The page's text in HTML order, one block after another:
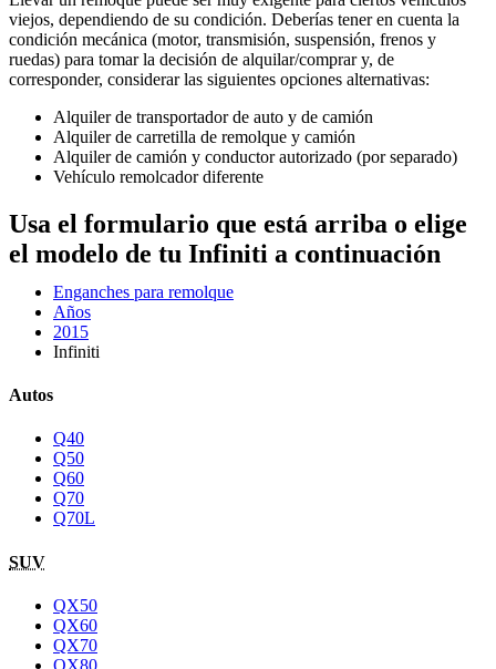
viejos, dependiendo de su condición. Deberías tener en cuenta la
condición mecánica (motor, transmisión, suspensión, frenos y
ruedas) para tomar la decisión de alquilar/comprar y, de
corresponder, considerar las siguientes opciones alternativas:
Alquiler de transportador de auto y de camión
Alquiler de carretilla de remolque y camión
Alquiler de camión y conductor autorizado (por separado)
Vehículo remolcador diferente
Usa el formulario que está arriba o elige
el modelo de tu Infiniti a continuación
Enganches para remolque
Años
2015
Infiniti
Autos
Q40
Q50
Q60
Q70
Q70L
SUV
QX50
QX60
QX70
QX80